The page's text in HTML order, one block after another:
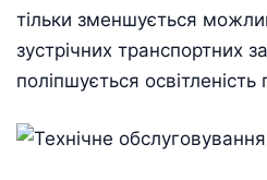
тільки зменшується
зустрічних транспортних
поліпшується